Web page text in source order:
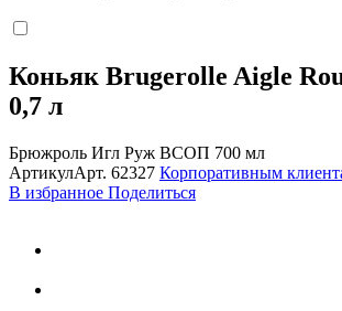
Коньяк Brugerolle Aigle
0,7 л
Брюжроль Игл Руж ВСОП 700 мл
АртикулАрт. 62327 Корпоративным
В избранное Поделиться